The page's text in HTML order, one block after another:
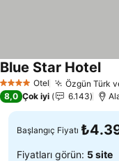
4 Yıldız Otel Özgün Türk
Blue Star Hotel
8,0 Çok iyi 6.143
Başlangıç Fiyatı
Fiyatları görün: 5 site